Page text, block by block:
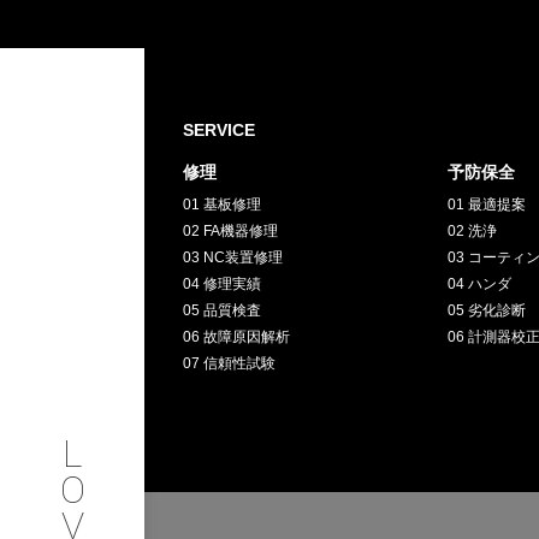
L
O
V
フィロソフィー
COMPANY
お問い合わせ / 発
SERVICE
修理
01 基板修理
02 FA機器修理
03 NC装置修理
04 修理実績
05 品質検査
06 故障原因解析
07 信頼性試験
予防保全
01 最適提案
02 洗浄
03 コーティ
04 ハンダ
05 劣化診断
06 計測器校正